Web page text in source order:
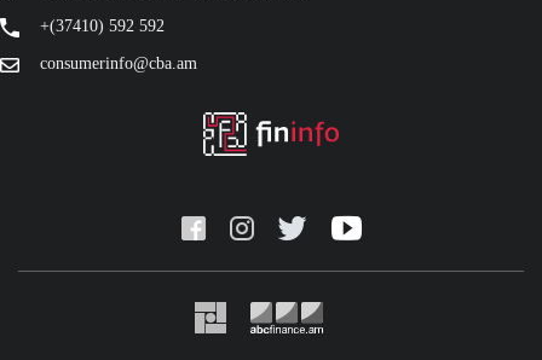
+(37410) 592 592
consumerinfo@cba.am